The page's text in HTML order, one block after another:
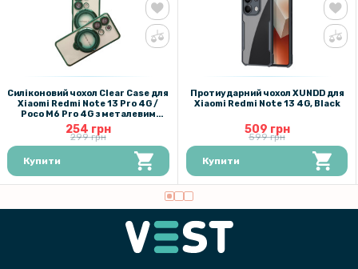
199 грн
Протиударна гідрогелева плівка Hydrogel Film для Xiaomi Redmi
Note 13 Pro 4G, Transparent
Силіконовий чохол Clear Case для
Xiaomi Redmi Note 13 Pro 4G /
Poco M6 Pro 4G з металевим
кільцем
254 грн
299 грн
Купити
Протиударний чохол XUNDD для
Xiaomi Redmi Note 13 4G, Black
509 грн
599 грн
Купити